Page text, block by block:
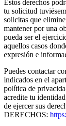
Estos derechos
tu solicitud
solicitas que
mantener por una
pueda ser el
aquellos casos
expresión e
Puedes contactar
indicados en el
política de
acredite tu
de ejercer sus
DERECHOS: